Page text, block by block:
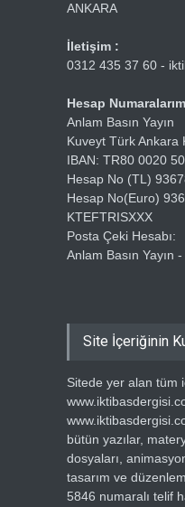
ANKARA
İletişim :
0312 435 37 60 -
Hesap
Anlam Basın Yayın
Kuveyt Türk Ankara
IBAN: TR80 0020
Hesap No (TL)
Hesap No(Euro)
KTEFTRISXXX
Posta Çeki Hesabı:
Anlam Basın Yayın
Site İçeriğinin
Sitede yer alan tüm
bütün yazılar,
dosyaları,
tasarım ve
5846 numaralı telif